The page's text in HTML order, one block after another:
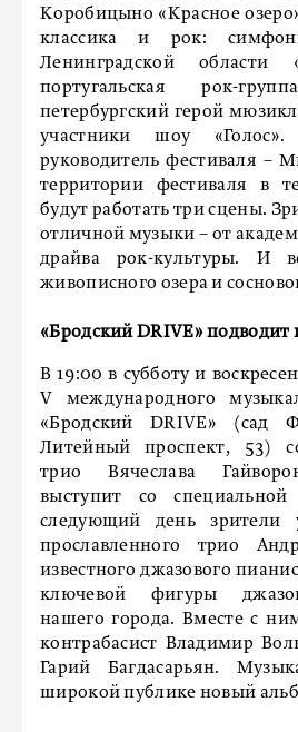
Коробицыно «Красное
классика и рок:
Ленинградской области
португальская рок-
петербургский герой
участники шоу «Голос».
руководитель фестиваля –
территории фестиваля в
будут работать три сцены.
отличной музыки – от
драйва рок-культуры. И
живописного озера и
«Бродский DRIVE» подводит
В 19:00 в субботу и
V международного
«Бродский DRIVE» (сад
Литейный проспект, 53)
трио Вячеслава
выступит со
следующий день зрители
прославленного трио
известного джазового
ключевой фигуры
нашего города. Вместе с
контрабасист Владимир
Гарий Багдасарьян.
широкой публике новый